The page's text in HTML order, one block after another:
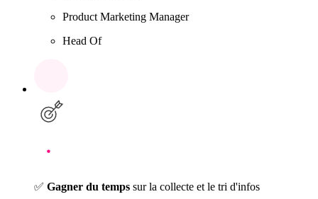
Product Marketing Manager
Head Of
✅ Gagner du temps sur la collecte et le tri d'infos